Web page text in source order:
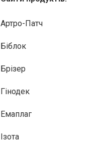
Артро-Патч
Біблок
Брізер
Гінодек
Емаплаг
Ізота